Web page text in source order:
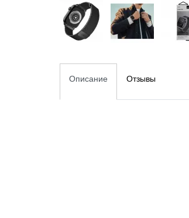
Описание Отзывы